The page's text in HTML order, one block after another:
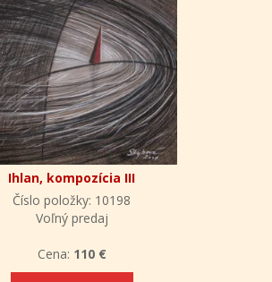
Ihlan, kompozícia III
Číslo položky: 10198
Voľný predaj
Cena: 110 €